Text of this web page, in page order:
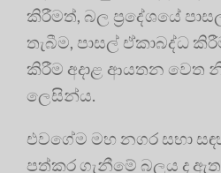
කිරීමත්, බල ප්‍රදේශයේ
තැබීම, පාසල් ඒකාබද්ධ
කිරීම අදාළ ආයතන වෙත
ලෙසින්ය.
එවගේම මහ නගර සභා
පත්කර ගැනීමේ බලය ද